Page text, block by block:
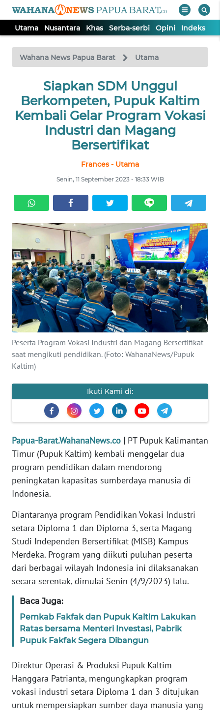
Utama Nusantara Khas Serba-serbi Opini Indeks
Wahana News Papua Barat Utama
Siapkan SDM Unggul
Berkompeten, Pupuk Kaltim
Kembali Gelar Program Vokasi
Industri dan Magang
Bersertifikat
Frances - Utama
Senin, 11 September 2023 - 18:33 WIB
Peserta Program Vokasi Industri dan Magang Bersertifikat
saat mengikuti pendidikan. (Foto: WahanaNews/Pupuk
Kaltim)
Ikuti Kami di:
Papua-Barat.WahanaNews.co | PT Pupuk Kalimantan
Timur (Pupuk Kaltim) kembali menggelar dua
program pendidikan dalam mendorong
peningkatan kapasitas sumberdaya manusia di
Indonesia.
Diantaranya program Pendidikan Vokasi Industri
setara Diploma 1 dan Diploma 3, serta Magang
Studi Independen Bersertifikat (MISB) Kampus
Merdeka. Program yang diikuti puluhan peserta
dari berbagai wilayah Indonesia ini dilaksanakan
secara serentak, dimulai Senin (4/9/2023) lalu.
Baca Juga:
Pemkab Fakfak dan Pupuk Kaltim Lakukan
Ratas bersama Menteri Investasi, Pabrik
Pupuk Fakfak Segera Dibangun
Direktur Operasi & Produksi Pupuk Kaltim
Hanggara Patrianta, mengungkapkan program
vokasi industri setara Diploma 1 dan 3 ditujukan
untuk mempersiapkan sumber daya manusia yang
TV
Tutup
NUSANTARA
OPINI
Informasi
INDEKS
BERITA
KONTAK
KAMI
INFO
TENTANG
PEDOMAN
REDAKSI
KARIR
DISCLAIMER
Wahana
News
Regional
WN
SUMUT
WN
JAKARTA
WN
WN
BANTEN
WN